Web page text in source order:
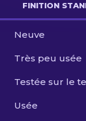
Autre
FINITION
Neuve
Très peu usée
Testée sur le
Usée